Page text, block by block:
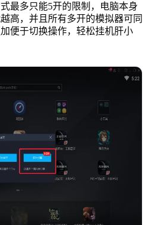
最多只能5开的限制，电脑本身
高，并且所有多开的模拟器可同
便于切换操作，轻松挂机肝小